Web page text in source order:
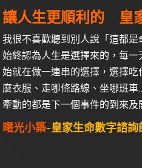
讓人生更順利的 皇
我很不喜歡聽到別人說「這都是
始終認為人生是選擇來的，每一
始就在做一連串的選擇，選擇吃
麼衣服、走哪條路線、坐哪班車
牽動的都是下一個事件的到來及
曙光小築-皇家生命數字諮詢